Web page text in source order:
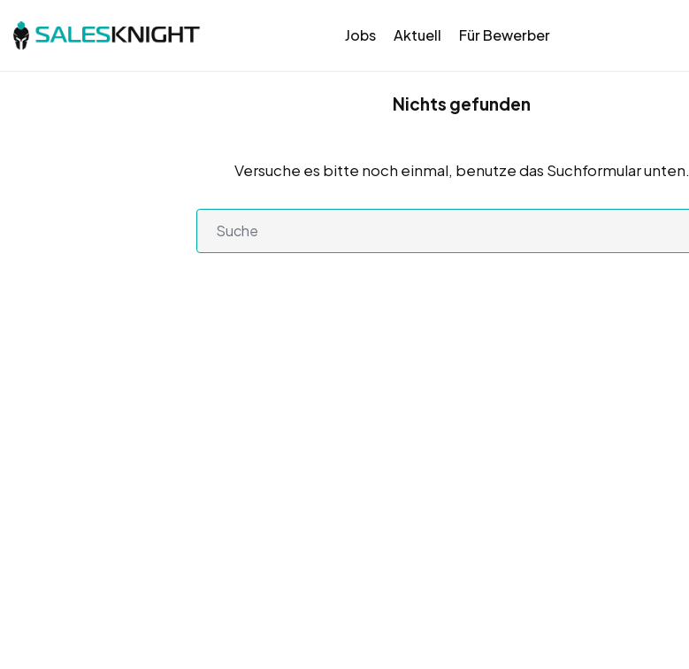
Jobs Aktuell Für Bewerber
Nichts gefunden
Versuche es bitte noch einmal, benutze das Suchformular unten.